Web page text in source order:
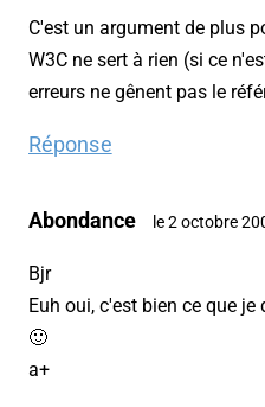
C'est un argument de plus
W3C ne sert à rien (si ce
erreurs ne gênent pas le
Réponse
Abondance le 2 octobre
Bjr
Euh oui, c'est bien ce que
🙂
a+